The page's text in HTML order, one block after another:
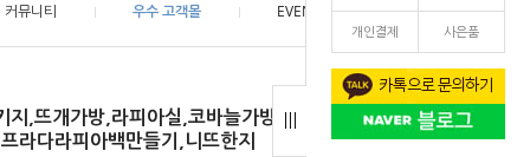
개인결제 사은품
커뮤니티 우수 고객몰 EVENT
지,뜨개가방,라피아실,코바늘가방뜨기,라피아
라다라피아백만들기,니뜨한지